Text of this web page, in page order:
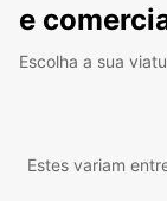
e
Escolha a sua
Estes variam